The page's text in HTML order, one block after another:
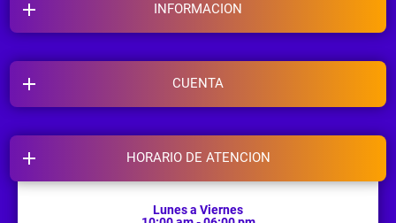
INFORMACION
HORARIO DE ATENCION
Lunes a Viernes
CUENTA